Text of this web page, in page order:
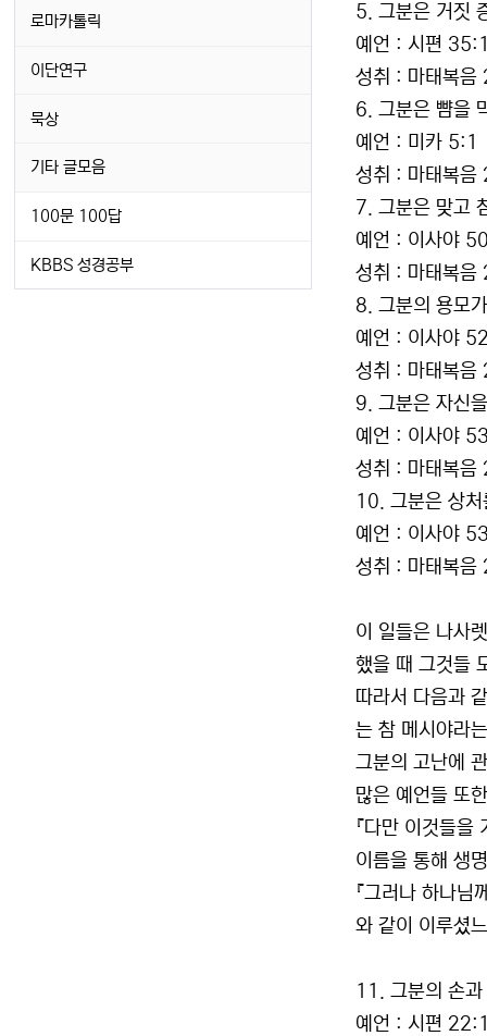
5. 그분은 거짓
예언 : 시편
성취 : 마태복
6. 그분은 뺨을
예언 : 미카 5:1
성취 : 마태복
7. 그분은 맞고
예언 : 이사야
성취 : 마태복
8. 그분의 용모
예언 : 이사야
성취 : 마태복
9. 그분은 자신
예언 : 이사야
성취 : 마태복
10. 그분은 상
예언 : 이사야
성취 : 마태복
이 일들은 나사
했을 때 그것들
따라서 다음과
는 참 메시야라
그분의 고난에
많은 예언들 또
『다만 이것들
이름을 통해 생
『그러나 하나
와 같이 이루셨
11. 그분의 손
예언 : 시편
로마카톨릭
이단연구
묵상
기타 글모음
100문 100답
KBBS 성경공부